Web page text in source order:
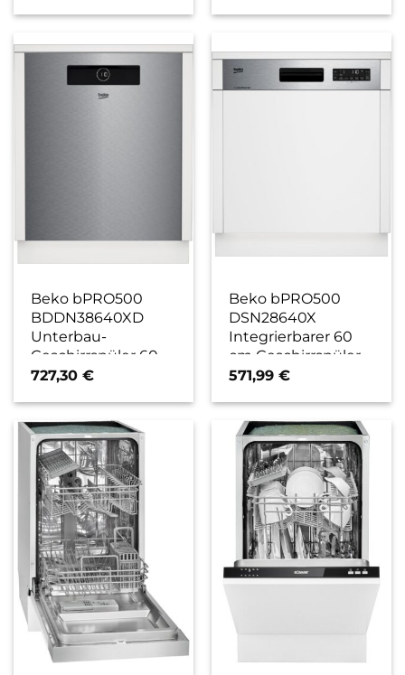
/ D
Beko bPRO500
BDDN38640XD
Unterbau-
Geschirrspüler 60
cm
/ C
727,30€
Beko bPRO500
DSN28640X
Integrierbarer 60
cm Geschirrspüler
edelstahl/cleansteel
571,99€